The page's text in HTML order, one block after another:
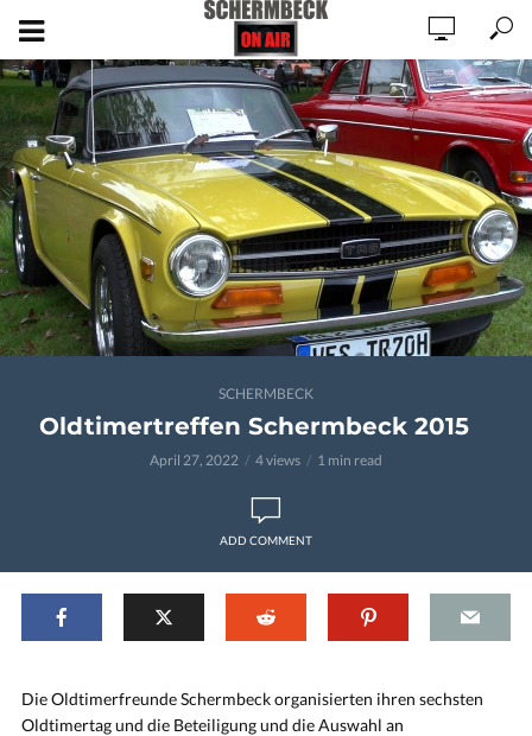
SCHERMBECK
Oldtimertreffen Schermbeck 2015
April 27, 2022 4 views 1 min read
ADD COMMENT
Die Oldtimerfreunde Schermbeck organisierten ihren sechsten
Oldtimertag und die Beteiligung und die Auswahl an